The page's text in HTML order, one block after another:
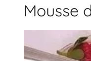
Mousse